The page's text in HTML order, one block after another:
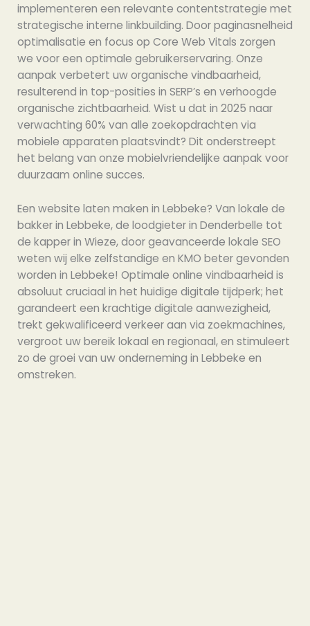
implementeren een relevante contentstrategie met
strategische interne linkbuilding. Door paginasnelheid
optimalisatie en focus op Core Web Vitals zorgen
we voor een optimale gebruikerservaring. Onze
aanpak verbetert uw organische vindbaarheid,
resulterend in top-posities in SERP’s en verhoogde
organische zichtbaarheid. Wist u dat in 2025 naar
verwachting 60% van alle zoekopdrachten via
mobiele apparaten plaatsvindt? Dit onderstreept
het belang van onze mobielvriendelijke aanpak voor
duurzaam online succes.
Een website laten maken in Lebbeke? Van lokale de
bakker in Lebbeke, de loodgieter in Denderbelle tot
de kapper in Wieze, door geavanceerde lokale SEO
weten wij elke zelfstandige en KMO beter gevonden
worden in Lebbeke! Optimale online vindbaarheid is
absoluut cruciaal in het huidige digitale tijdperk; het
garandeert een krachtige digitale aanwezigheid,
trekt gekwalificeerd verkeer aan via zoekmachines,
vergroot uw bereik lokaal en regionaal, en stimuleert
zo de groei van uw onderneming in Lebbeke en
omstreken.